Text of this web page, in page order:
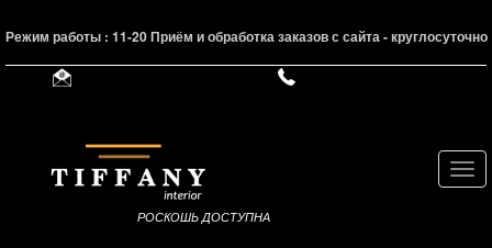
Режим работы : 11-20 Приём и обработка заказов с сайта - круглосуточно
РОСКОШЬ ДОСТУПНА